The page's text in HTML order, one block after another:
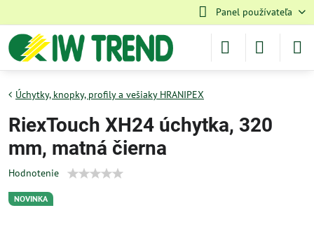
Panel používateľa
NOVINKA
Úchytky, knopky, profily a vešiaky HRANIPEX
RiexTouch XH24 úchytka, 320
mm, matná čierna
Hodnotenie